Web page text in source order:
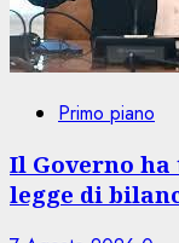
Primo piano
Il Governo
legge di